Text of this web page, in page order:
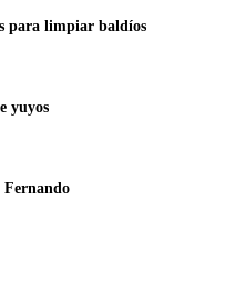
para limpiar baldíos
yuyos
Fernando